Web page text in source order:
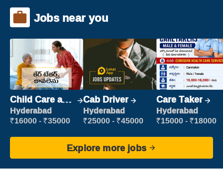
Jobs near you
Child Care and
Patient care
Hyderabad
₹16000 - ₹35000
Cab Driver
Hyderabad
₹25000 - ₹45000
Care Taker
Hyderabad
₹15000 - ₹18000
Explore more jobs